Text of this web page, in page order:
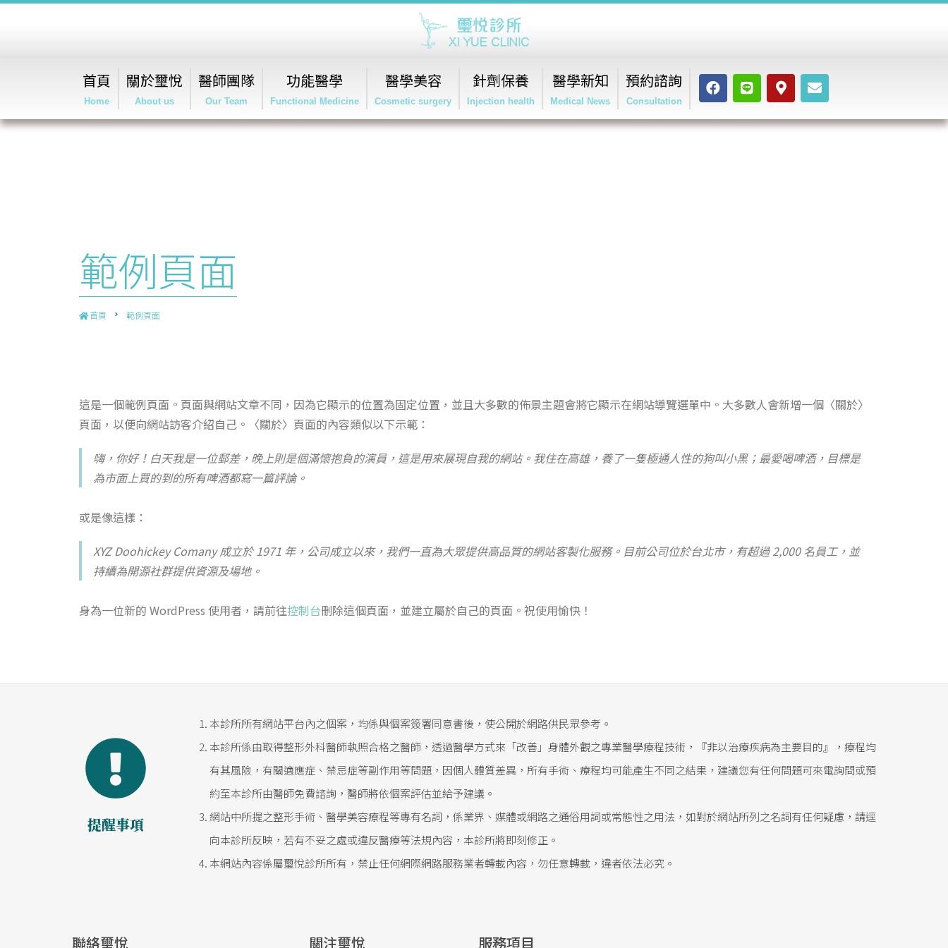
首頁
Home
關於璽悅
About us
醫師團隊
Our Team
功能醫學
Functional Medicine
醫學美容
Cosmetic surgery
針劑保養
Injection health
醫學新知
Medical News
預約諮詢
Consultation
範例頁面
首頁 範例頁面
這是一個範例頁面。頁面與網站文章不同，因為它顯示的位置為固定位置，並且大多數的佈景主題會將它顯示在網站導覽選單中。大多數人會新增一個〈關於〉
頁面，以便向網站訪客介紹自己。〈關於〉頁面的內容類似以下示範：
嗨，你好！白天我是一位郵差，晚上則是個滿懷抱負的演員，這是用來展現自我的網站。我住在高雄，養了一隻極通人性的狗叫小黑；最愛喝啤酒，目標是
為市面上買的到的所有啤酒都寫一篇評論。
或是像這樣：
XYZ Doohickey Comany 成立於 1971 年，公司成立以來，我們一直為大眾提供高品質的網站客製化服務。目前公司位於台北市，有超過 2,000 名員工，並
持續為開源社群提供資源及場地。
身為一位新的 WordPress 使用者，請前往控制台刪除這個頁面，並建立屬於自己的頁面。祝使用愉快！
提醒事項
本診所所有網站平台內之個案，均係與個案簽署同意書後，使公開於網路供民眾參考。
本診所係由取得整形外科醫師執照合格之醫師，透過醫學方式來「改善」身體外觀之專業醫學療程技術，『非以治療疾病為主要目的』，療程均
有其風險，有關適應症、禁忌症等副作用等問題，因個人體質差異，所有手術、療程均可能產生不同之結果，建議您有任何問題可來電詢問或預
約至本診所由醫師免費諮詢，醫師將依個案評估並給予建議。
網站中所提之整形手術、醫學美容療程等專有名詞，係業界、媒體或網路之通俗用詞或常態性之用法，如對於網站所列之名詞有任何疑慮，請逕
向本診所反映，若有不妥之處或違反醫療等法規內容，本診所將即刻修正。
本網站內容係屬璽悅診所所有，禁止任何網際網路服務業者轉載內容，勿任意轉載，違者依法必究。
聯絡璽悅 關注璽悅 服務項目